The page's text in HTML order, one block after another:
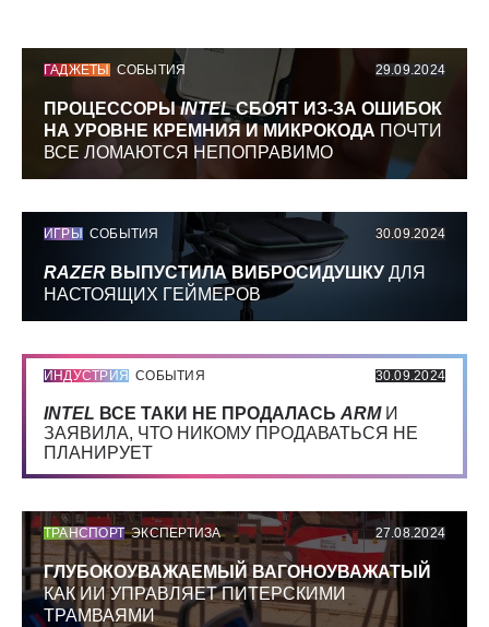
ГАДЖЕТЫ СОБЫТИЯ 29.09.2024
ПРОЦЕССОРЫINTELСБОЯТ ИЗ-ЗА ОШИБОК
НА УРОВНЕ КРЕМНИЯ И МИКРОКОДА ПОЧТИ
ВСЕ ЛОМАЮТСЯ НЕПОПРАВИМО
ИГРЫ СОБЫТИЯ 30.09.2024
RAZER ВЫПУСТИЛА ВИБРОСИДУШКУ ДЛЯ
НАСТОЯЩИХ ГЕЙМЕРОВ
ИНДУСТРИЯ СОБЫТИЯ 30.09.2024
INTEL ВСЕ ТАКИ НЕ ПРОДАЛАСЬ ARMИ
ЗАЯВИЛА, ЧТО НИКОМУ ПРОДАВАТЬСЯ НЕ
ПЛАНИРУЕТ
ТРАНСПОРТ ЭКСПЕРТИЗА 27.08.2024
ГЛУБОКОУВАЖАЕМЫЙ ВАГОНОУВАЖАТЫЙ
КАК ИИ УПРАВЛЯЕТ ПИТЕРСКИМИ
ТРАМВАЯМИ